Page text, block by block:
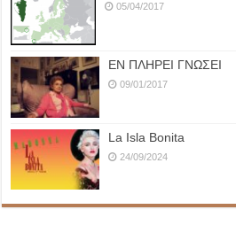
05/04/2017
ΕΝ ΠΛΗΡΕΙ ΓΝΩΣΕΙ
09/01/2017
La Isla Bonita
24/09/2024